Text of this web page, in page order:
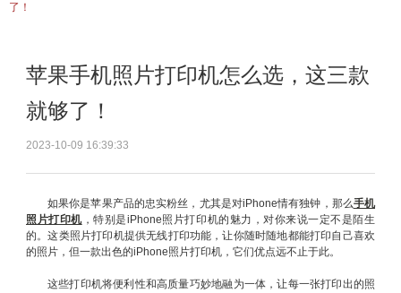
了！
苹果手机照片打印机怎么选，这三款
就够了！
2023-10-09 16:39:33
如果你是苹果产品的忠实粉丝，尤其是对iPhone情有独钟，那么手机
照片打印机，特别是iPhone照片打印机的魅力，对你来说一定不是陌生
的。这类照片打印机提供无线打印功能，让你随时随地都能打印自己喜欢
的照片，但一款出色的iPhone照片打印机，它们优点远不止于此。
这些打印机将便利性和高质量巧妙地融为一体，让每一张打印出的照